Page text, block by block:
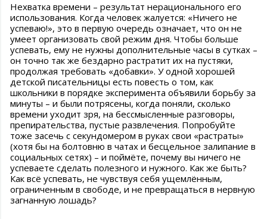
Нехватка времени – результат нерационального его
использования. Когда человек жалуется: «Ничего не
успеваю!», это в первую очередь означает, что он не
умеет организовать свой режим дня. Чтобы больше
успевать, ему не нужны дополнительные часы в сутках –
он точно так же бездарно растратит их на пустяки,
продолжая требовать «добавки». У одной хорошей
детской писательницы есть повесть о том, как
школьники в порядке эксперимента объявили борьбу за
минуты – и были потрясены, когда поняли, сколько
времени уходит зря, на бессмысленные разговоры,
препирательства, пустые развлечения. Попробуйте
тоже засечь с секундомером в руках свои «растраты»
(хотя бы на болтовню в чатах и бесцельное залипание в
социальных сетях) – и поймёте, почему вы ничего не
успеваете сделать полезного и нужного. Как же быть?
Как всё успевать, не чувствуя себя ущемлённым,
ограниченным в свободе, и не превращаться в нервную
загнанную лошадь?